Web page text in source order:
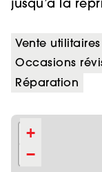
jusqu’à la
Vente
Occasions
Réparation
+
−